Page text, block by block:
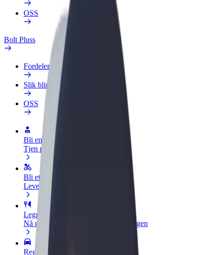
OSS
Bolt Pluss
Fordeler
Slik blir du med
OSS
Bli en sjåfør
Tjen penger på egne vilkår
Bli et leveringsbud
Lever mat og få betalt ukentlig
Legg til en restaurant eller butikk
Nå ut til flere kunder og øk inntjeningen
Registrer deg som flåteeier